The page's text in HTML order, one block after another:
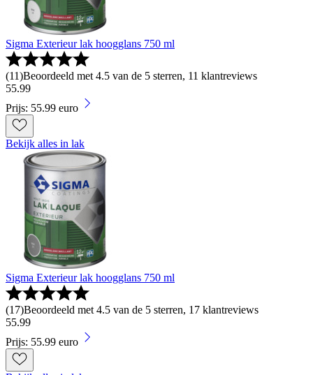
Sigma Exterieur lak hoogglans 750 ml
(11)Beoordeeld met 4.5 van de 5 sterren, 11 klantreviews
55.99
Prijs: 55.99 euro
Bekijk alles in lak
Sigma Exterieur lak hoogglans 750 ml
(17)Beoordeeld met 4.5 van de 5 sterren, 17 klantreviews
55.99
Prijs: 55.99 euro